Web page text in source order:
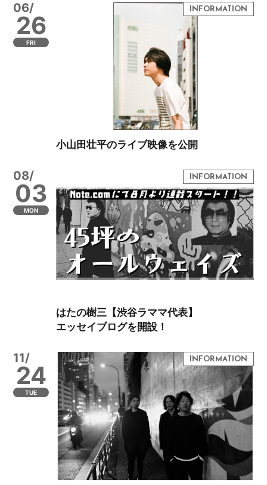
06/
26
FRI
小山田壮平のライブ映像を公開
08/
03
MON
はたの樹三【渋谷ラママ代表】
エッセイブログを開設！
11/
24
TUE